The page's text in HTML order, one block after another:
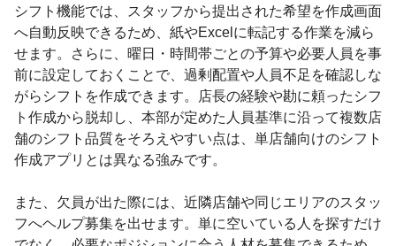
シフト機能では、スタッフから提出された希望を作成画面
へ自動反映できるため、紙やExcelに転記する作業を減ら
せます。さらに、曜日・時間帯ごとの予算や必要人員を事
前に設定しておくことで、過剰配置や人員不足を確認しな
がらシフトを作成できます。店長の経験や勘に頼ったシフ
ト作成から脱却し、本部が定めた人員基準に沿って複数店
舗のシフト品質をそろえやすい点は、単店舗向けのシフト
作成アプリとは異なる強みです。
また、欠員が出た際には、近隣店舗や同じエリアのスタッ
フへヘルプ募集を出せます。単に空いている人を探すだけ